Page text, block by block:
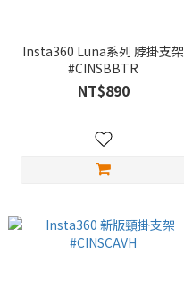
Insta360 Luna系列 脖掛支架
#CINSBBTR
NT$890